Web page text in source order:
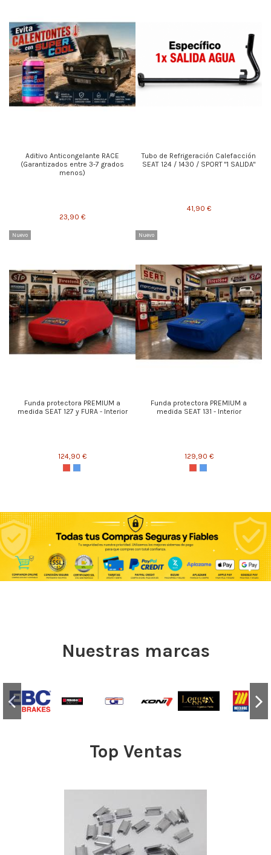
Aditivo Anticongelante RACE
(Garantizados entre 3-7 grados
menos)
23,90 €
Tubo de Refrigeración Calefacción
SEAT 124 / 1430 / SPORT "1 SALIDA"
41,90 €
Nuevo
Funda protectora PREMIUM a
medida SEAT 127 y FURA - Interior
124,90 €
Nuevo
Funda protectora PREMIUM a
medida SEAT 131 - Interior
129,90 €
Nuestras marcas
Top Ventas